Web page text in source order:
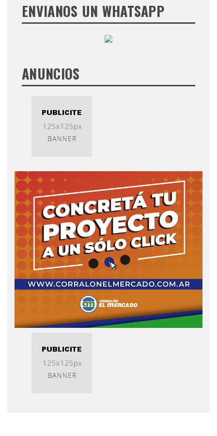
ENVIANOS UN WHATSAPP
ANUNCIOS